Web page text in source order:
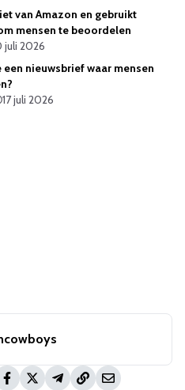
van Amazon en gebruikt
mensen te beoordelen
juli 2026
een nieuwsbrief waar mensen
17 juli 2026